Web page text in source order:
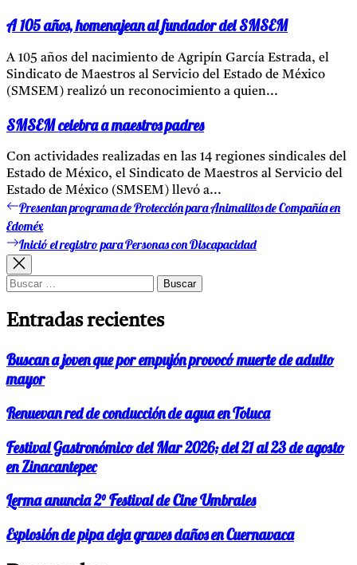
A 105 años, homenajean al fundador del SMSEM
A 105 años del nacimiento de Agripín García Estrada, el
Sindicato de Maestros al Servicio del Estado de México
(SMSEM) realizó un reconocimiento a quien...
SMSEM celebra a maestros padres
Con actividades realizadas en las 14 regiones sindicales del
Estado de México, el Sindicato de Maestros al Servicio del
Estado de México (SMSEM) llevó a...
Navegación
de
entradas
Entrada
anterior:
Presentan programa de Protección para Animalitos de Compañía en
Edoméx
Entrada
siguiente:
Inició el registro para Personas con Discapacidad
Buscar:
Entradas recientes
Buscan a joven que por empujón provocó muerte de adulto
mayor
Renuevan red de conducción de agua en Toluca
Festival Gastronómico del Mar 2026; del 21 al 23 de agosto
en Zinacantepec
Lerma anuncia 2° Festival de Cine Umbrales
Explosión de pipa deja graves daños en Cuernavaca